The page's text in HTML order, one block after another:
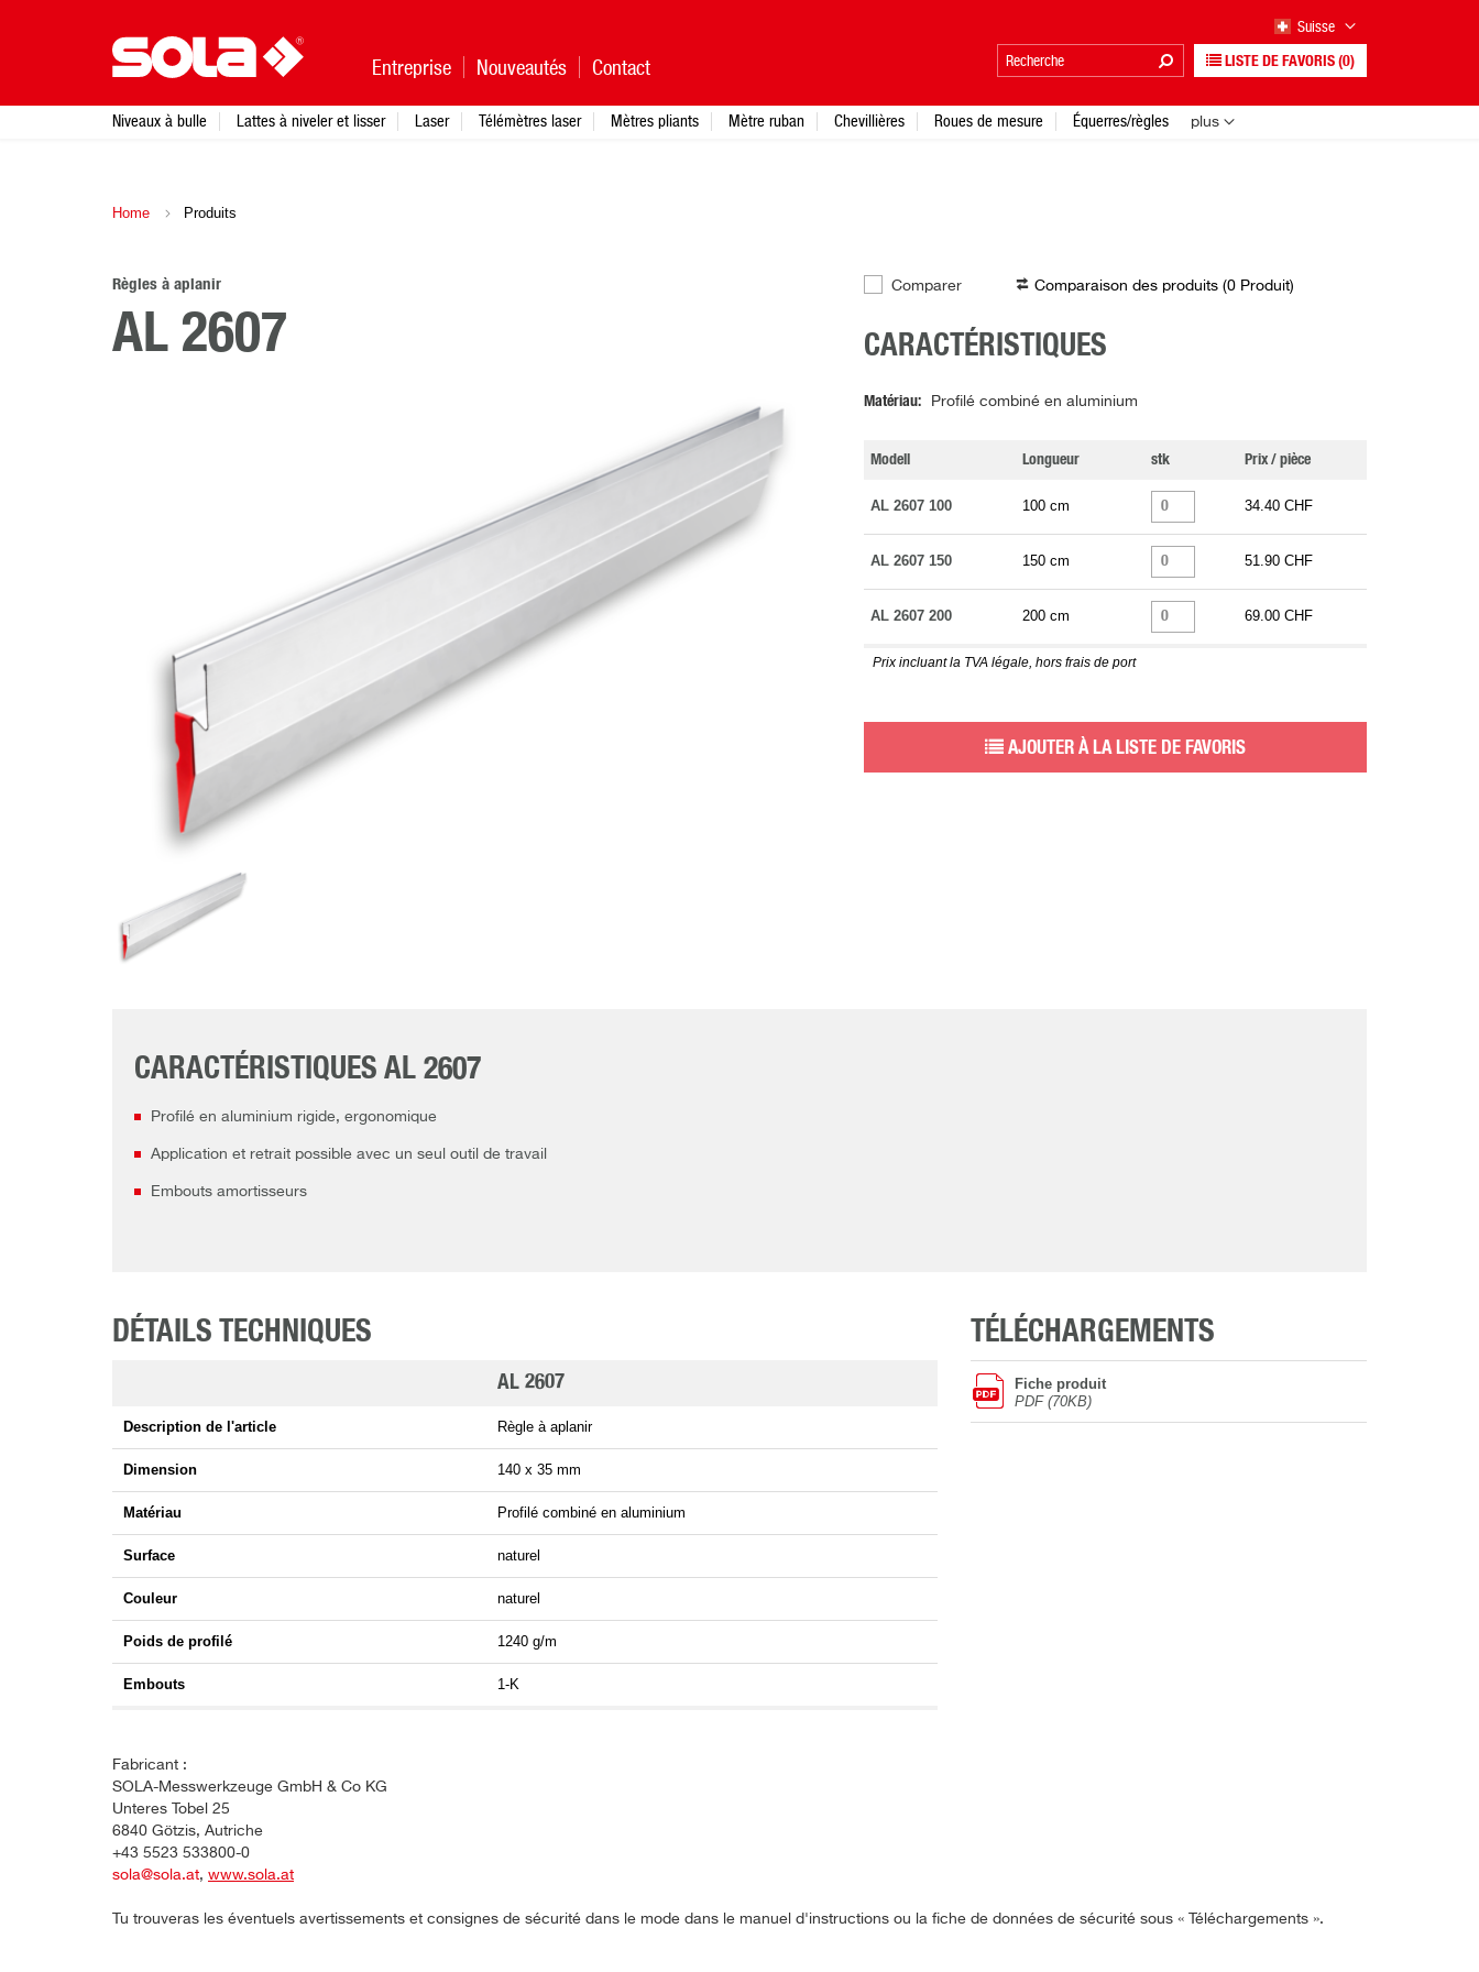
Home Produits
Règles à aplanir
AL 2607
Comparer Comparaison des produits (0 Produit)
CARACTÉRISTIQUES
Matériau Profilé combiné en aluminium
Modell Longueur stk Prix / pièce
AL 2607 100 100 cm 34.40 CHF
AL 2607 150 150 cm 51.90 CHF
AL 2607 200 200 cm 69.00 CHF
Prix incluant la TVA légale, hors frais de port
AJOUTER À LA LISTE DE FAVORIS
CARACTÉRISTIQUES AL 2607
Profilé en aluminium rigide, ergonomique
Application et retrait possible avec un seul outil de travail
Embouts amortisseurs
DÉTAILS TECHNIQUES
AL 2607
Description de l'article Règle à aplanir
Dimension 140 x 35 mm
Matériau Profilé combiné en aluminium
Surface naturel
Couleur naturel
Poids de profilé 1240 g/m
Embouts 1-K
TÉLÉCHARGEMENTS
Fiche produit
PDF (70KB)
Fabricant :
SOLA-Messwerkzeuge GmbH & Co KG
Unteres Tobel 25
6840 Götzis, Autriche
+43 5523 533800-0
sola@sola.at, www.sola.at
Tu trouveras les éventuels avertissements et consignes de sécurité dans le mode dans le manuel d'instructions ou la fiche de données de sécurité sous « Téléchargements ».
Entreprise Nouveautés Contact
Suisse
LISTE DE FAVORIS (0)
Niveaux à bulle Lattes à niveler et lisser Laser Télémètres laser Mètres pliants Mètre ruban Chevillières Roues de mesure Équerres/règles plus